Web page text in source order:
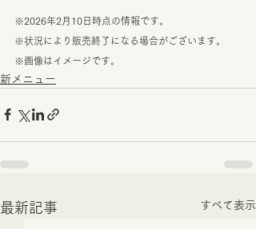
※2026年2月10日時点の情報です。
※状況により販売終了になる場合がございます。
※画像はイメージです。
新メニュー
最新記事 すべて表示